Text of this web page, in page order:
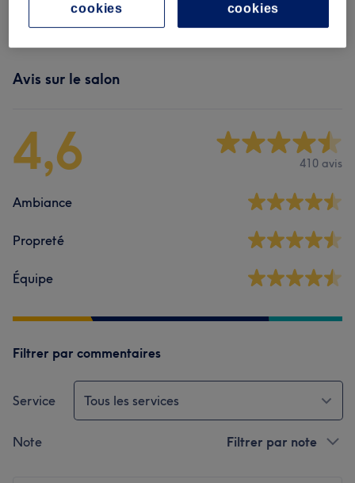
Maquillage - Femme à partir de 43 €
Avis sur le salon
4,6 410 avis
Ambiance
Propreté
Équipe
Filtrer par commentaires
Service Tous les services
Note Filtrer par note
cookies
cookies